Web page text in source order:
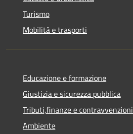
Turismo
Mobilità e trasporti
Educazione e formazione
Giustizia e sicurezza pubblica
Tributi,finanze e contravvenzioni
Ambiente